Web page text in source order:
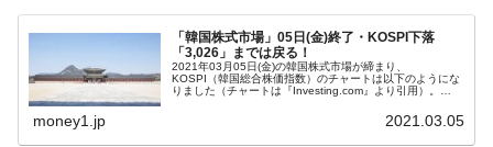
『Money1』
韓国政府「ニセＫ-ブランドを通報しようキ
ャンペーン」⇒ あの名物教授も登場！
『Money1』
韓国「橋が落ちました」⇒ 耐久性「なさす
ぎ」では。
「韓国株式市場」05日(金)終了・KOSPI下落
「3,026」までは戻る！
2021年03月05日(金)の韓国株式市場が締まり、
KOSPI（韓国総合株価指数）のチャートは以下のようにな
りました（チャートは『Investing.com』より引用）。
money1.jp 2021.03.05